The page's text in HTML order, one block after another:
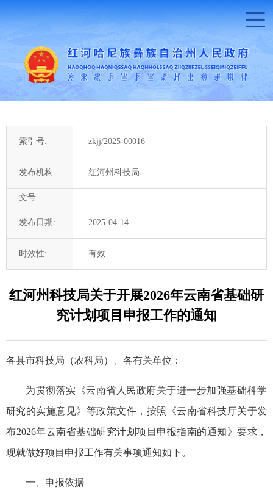
索引号: zkjj/2025-00016
发布机构: 红河州科技局
文号:
发布日期: 2025-04-14
时效性: 有效
红河州科技局关于开展2026年云南省基础研
究计划项目申报工作的通知
各县市科技局（农科局）、各有关单位：
为贯彻落实《云南省人民政府关于进一步加强基础科学
研究的实施意见》等政策文件，按照《云南省科技厅关于发
布2026年云南省基础研究计划项目申报指南的通知》要求，
现就做好项目申报工作有关事项通知如下。
一、申报依据